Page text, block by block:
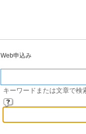
Web申込み
キーワードまたは文章で検